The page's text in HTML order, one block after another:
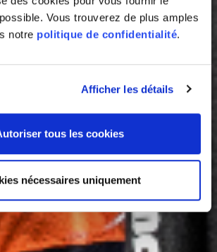
Vous trouverez de plus amples
notre politique de confidentialité.
Afficher les détails
tous les cookies
nécessaires uniquement